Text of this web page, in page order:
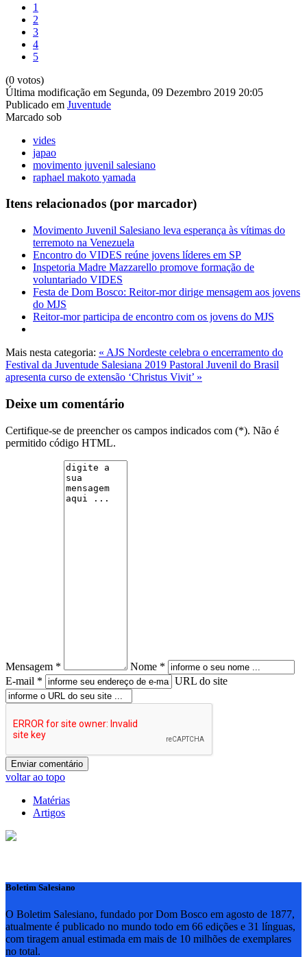
1
2
3
4
5
(0 votos)
Última modificação em Segunda, 09 Dezembro 2019 20:05
Publicado em Juventude
Marcado sob
vides
japao
movimento juvenil salesiano
raphael makoto yamada
Itens relacionados (por marcador)
Movimento Juvenil Salesiano leva esperança às vítimas do
terremoto na Venezuela
Encontro do VIDES reúne jovens líderes em SP
Inspetoria Madre Mazzarello promove formação de
voluntariado VIDES
Festa de Dom Bosco: Reitor-mor dirige mensagem aos jovens
do MJS
Reitor-mor participa de encontro com os jovens do MJS
Mais nesta categoria: « AJS Nordeste celebra o encerramento do
Festival da Juventude Salesiana 2019 Pastoral Juvenil do Brasil
apresenta curso de extensão ‘Christus Vivit’ »
Deixe um comentário
Certifique-se de preencher os campos indicados com (*). Não é
permitido código HTML.
Mensagem *
Nome *
E-mail *
URL do site
voltar ao topo
Matérias
Artigos
Boletim Salesiano
O Boletim Salesiano, fundado por Dom Bosco em agosto de 1877,
atualmente é publicado no mundo todo em 66 edições e 31 línguas,
com tiragem anual estimada em mais de 10 milhões de exemplares
no total.